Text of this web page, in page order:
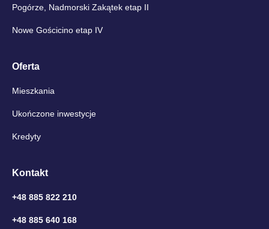
Pogórze, Nadmorski Zakątek etap II
Nowe Gościcino etap IV
Oferta
Mieszkania
Ukończone inwestycje
Kredyty
Kontakt
+48 885 822 210
+48 885 640 168